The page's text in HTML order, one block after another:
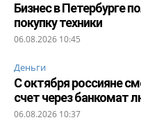
Бизнес в Петербурге
покупку техники
06.08.2026 10:45
Деньги
С октября россияне
счет через банкомат
06.08.2026 10:37